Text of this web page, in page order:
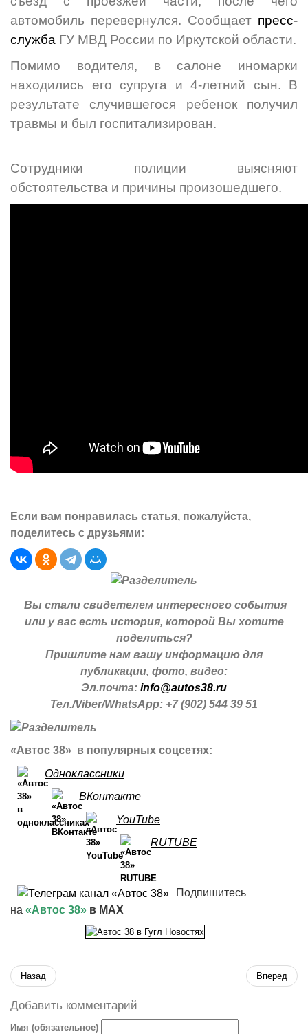
автомобиль перевернулся. Сообщает пресс-
служба ГУ МВД России по Иркутской области.
Помимо водителя, в салоне иномарки
находились его супруга и 4-летний сын. В
результате случившегося ребенок получил
травмы и был госпитализирован.
Сотрудники полиции выясняют
обстоятельства и причины произошедшего.
Если вам понравилась статья, пожалуйста,
поделитесь с друзьями:
Вы стали свидетелем интересного события
или у вас есть история, которой Вы хотите
поделиться?
Пришлите нам вашу информацию для
публикации, фото, видео:
Эл.почта: info@autos38.ru
Тел./Viber/WhatsApp: +7 (902) 544 39 51
«Автос 38» в популярных соцсетях:
Одноклассники
ВКонтакте
YouTube
RUTUBE
Подпишитесь
на «Автос 38» в MAX
Назад Вперед
Добавить комментарий
Имя (обязательное)